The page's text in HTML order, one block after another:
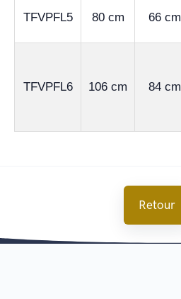
TFVPFL5 80 cm 66 cm
TFVPFL6 106 cm 84 cm
Retour